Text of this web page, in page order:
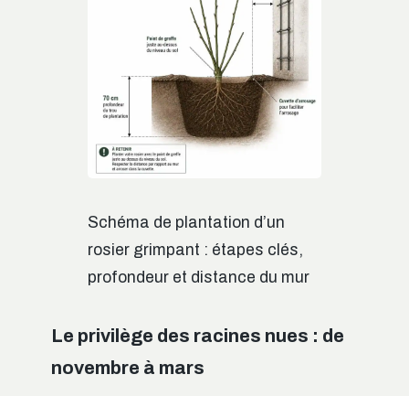
Schéma de plantation d’un
rosier grimpant : étapes clés,
profondeur et distance du mur
Le privilège des racines nues : de
novembre à mars